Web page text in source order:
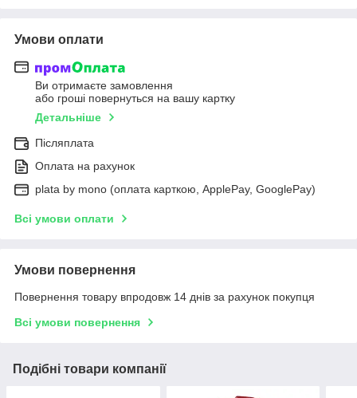
Умови оплати
Ви отримаєте замовлення
або гроші повернуться на вашу картку
Детальніше
Післяплата
Оплата на рахунок
plata by mono (оплата карткою, ApplePay, GooglePay)
Всі умови оплати
Умови повернення
Повернення товару впродовж 14 днів за рахунок покупця
Всі умови повернення
Подібні товари компанії